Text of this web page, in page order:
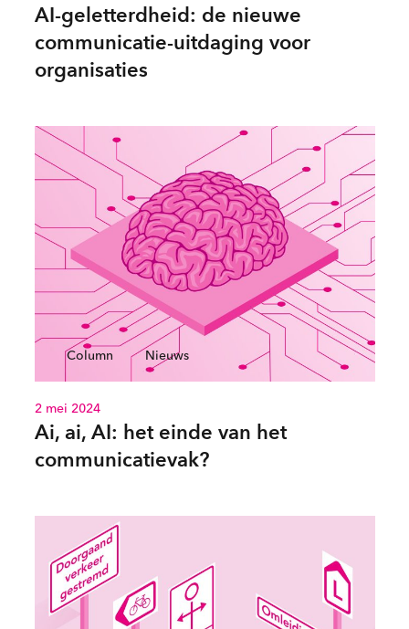
AI-geletterdheid: de nieuwe
communicatie-uitdaging voor
organisaties
Column Nieuws
2 mei 2024
Ai, ai, AI: het einde van het
communicatievak?